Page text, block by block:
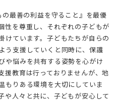
性を尊重し、それぞれの子どもが
けています。子どもたちが自らの
う支援していくと同時に、保護
や悩みを共有する姿勢を心がけ
援教育は行っておりませんが、地
もりある環境を大切にしていま
や人々と共に、子どもが安心して